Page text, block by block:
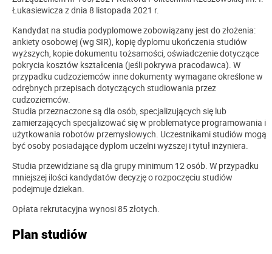
Łukasiewicza z dnia 8 listopada 2021 r.
Kandydat na studia podyplomowe zobowiązany jest do złożenia:
ankiety osobowej (wg SIR), kopię dyplomu ukończenia studiów
wyższych, kopie dokumentu tożsamości, oświadczenie dotyczące
pokrycia kosztów kształcenia (jeśli pokrywa pracodawca). W
przypadku cudzoziemców inne dokumenty wymagane określone w
odrębnych przepisach dotyczących studiowania przez
cudzoziemców.
Studia przeznaczone są dla osób, specjalizujących się lub
zamierzających specjalizować się w problematyce programowania i
użytkowania robotów przemysłowych. Uczestnikami studiów mogą
być osoby posiadające dyplom uczelni wyższej i tytuł inżyniera.
Studia przewidziane są dla grupy minimum 12 osób. W przypadku
mniejszej ilości kandydatów decyzję o rozpoczęciu studiów
podejmuje dziekan.
Opłata rekrutacyjna wynosi 85 złotych.
Plan studiów